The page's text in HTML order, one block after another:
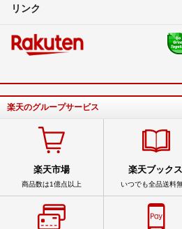
リンク
楽天のグループサービス
楽天市場
商品数は1億点以上
楽天ブックス
いつでも全品送料